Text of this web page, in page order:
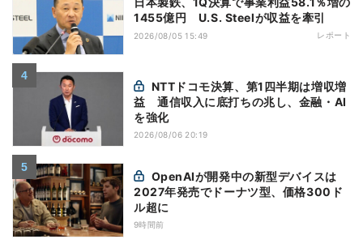
1455億円 U.S. Steelが収益を牽引
2026/08/05 15:49 レポート
益 通信収入に底打ちの兆し、金融・AI
を強化
2026/08/06 20:19
2027年発売でドーナツ型、価格300ド
ル超に
9時間前